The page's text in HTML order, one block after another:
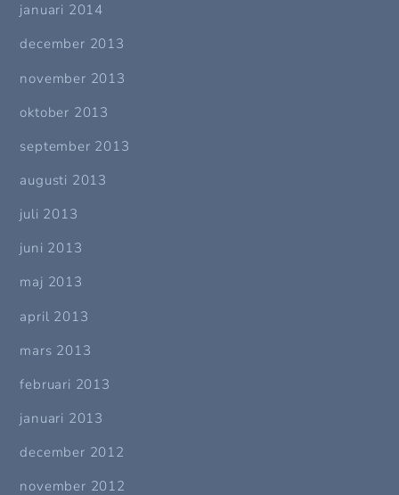
januari 2014
december 2013
november 2013
oktober 2013
september 2013
augusti 2013
juli 2013
juni 2013
maj 2013
april 2013
mars 2013
februari 2013
januari 2013
december 2012
november 2012